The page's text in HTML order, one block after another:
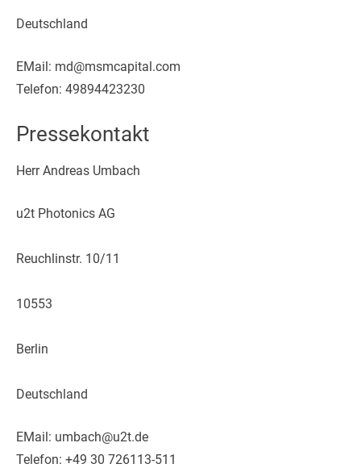
Deutschland
EMail: md@msmcapital.com
Telefon: 49894423230
Pressekontakt
Herr Andreas Umbach
u2t Photonics AG
Reuchlinstr. 10/11
10553
Berlin
Deutschland
EMail: umbach@u2t.de
Telefon: +49 30 726113-511